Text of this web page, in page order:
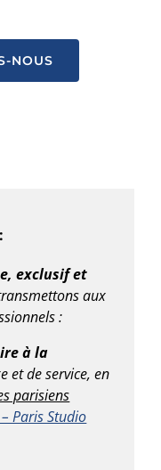
NOUS
exclusif et
aux
:
à la
et de service, en
parisiens
Paris Studio